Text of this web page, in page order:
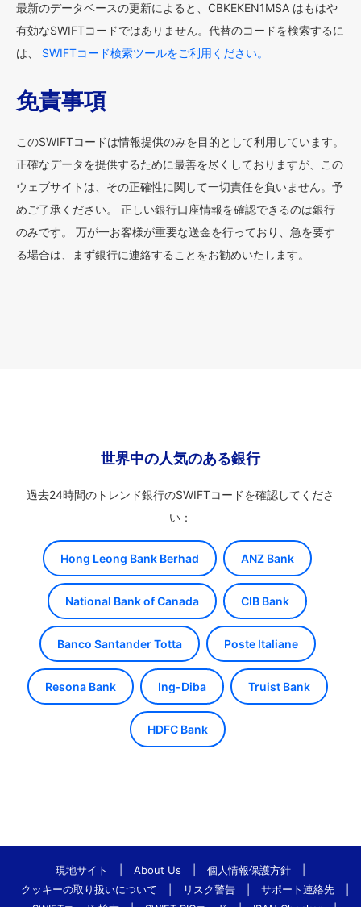
最新のデータベースの更新によると、CBKEKEN1MSA はもはや
有効なSWIFTコードではありません。代替のコードを検索するに
は、 SWIFTコード検索ツールをご利用ください。
免責事項
このSWIFTコードは情報提供のみを目的として利用しています。
正確なデータを提供するために最善を尽くしておりますが、この
ウェブサイトは、その正確性に関して一切責任を負いません。予
めご了承ください。 正しい銀行口座情報を確認できるのは銀行
のみです。 万が一お客様が重要な送金を行っており、急を要す
る場合は、まず銀行に連絡することをお勧めいたします。
世界中の人気のある銀行
過去24時間のトレンド銀行のSWIFTコードを確認してくださ
い：
Hong Leong Bank Berhad ANZ Bank
National Bank of Canada CIB Bank
Banco Santander Totta Poste Italiane
Resona Bank Ing-Diba Truist Bank
HDFC Bank
現地サイト About Us 個人情報保護方針
クッキーの取り扱いについて
リスク警告 サポート連絡先